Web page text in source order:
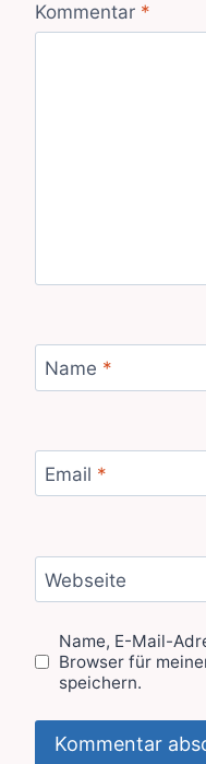
Kommentar *
Name *
Email *
Webseite
Name, E-Mail-
Browser für
speichern.